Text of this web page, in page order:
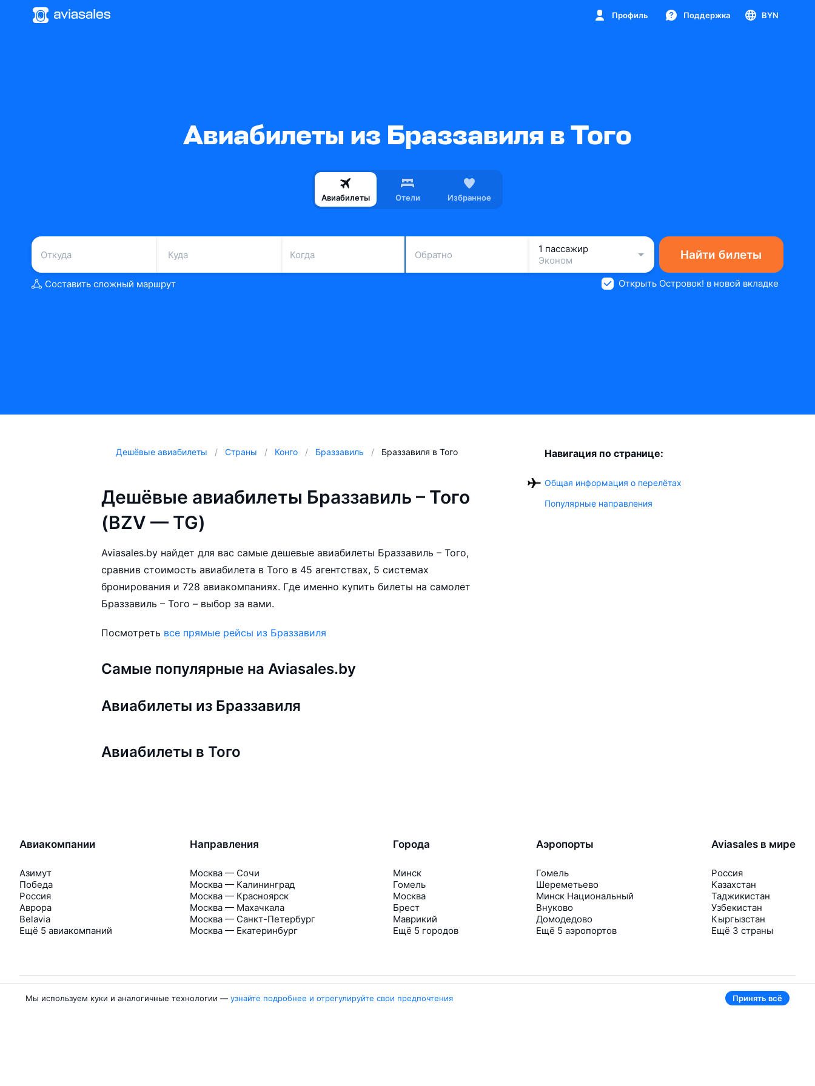
Профиль Поддержка BYN
Авиабилеты из Браззавиля в Того
Авиабилеты Отели Избранное
Когда Обратно
1 пассажир
Эконом
Найти билеты
Составить сложный маршрут Открыть Островок! в новой вкладке
Дешёвые авиабилеты Страны Конго Браззавиль Браззавиля в Того
Дешёвые авиабилеты Браззавиль – Того
(BZV — TG)
Aviasales.by найдет для вас самые дешевые авиабилеты Браззавиль – Того,
сравнив стоимость авиабилета в Того в 45 агентствах, 5 системах
бронирования и 728 авиакомпаниях. Где именно купить билеты на самолет
Браззавиль – Того – выбор за вами.
Посмотреть все прямые рейсы из Браззавиля
Самые популярные на Aviasales.by
Авиабилеты из Браззавиля
Авиабилеты в Того
Навигация по странице:
Общая информация о перелётах
Популярные направления
Авиакомпании
Азимут
Победа
Россия
Аврора
Belavia
Ещё 5 авиакомпаний
Направления
Москва — Сочи
Москва — Калининград
Москва — Красноярск
Москва — Махачкала
Москва — Санкт-Петербург
Москва — Екатеринбург
Города
Минск
Гомель
Москва
Брест
Маврикий
Ещё 5 городов
Аэропорты
Гомель
Шереметьево
Минск Национальный
Внуково
Домодедово
Ещё 5 аэропортов
Aviasales в мире
Россия
Казахстан
Таджикистан
Узбекистан
Кыргызстан
Ещё 3 страны
Мы используем куки и аналогичные технологии — узнайте подробнее и отрегулируйте свои предпочтения Принять всё